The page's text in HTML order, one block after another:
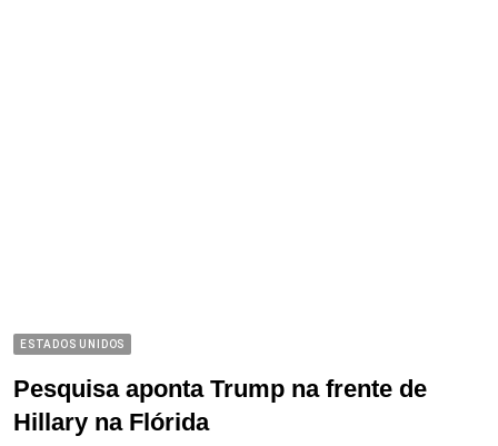
ESTADOS UNIDOS
Pesquisa aponta Trump na frente de
Hillary na Flórida